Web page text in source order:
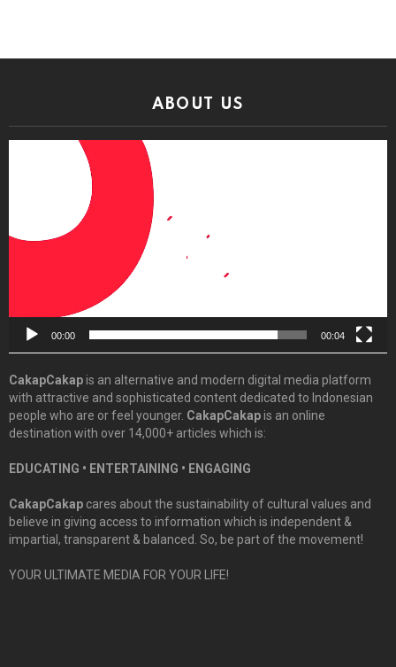
ABOUT US
00:00 00:04
CakapCakapis an alternative and modern digital media platform
with attractive and sophisticated content dedicated to Indonesian
people who are or feel younger. CakapCakapis an online
destination with over 14,000+ articles which is:
EDUCATING • ENTERTAINING • ENGAGING
CakapCakap cares about the sustainability of cultural values and
believe in giving access to information which is independent &
impartial, transparent & balanced. So, be part of the movement!
YOUR ULTIMATE MEDIA FOR YOUR LIFE!